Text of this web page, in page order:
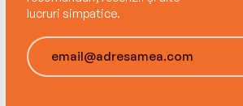
lucruri simpatice.